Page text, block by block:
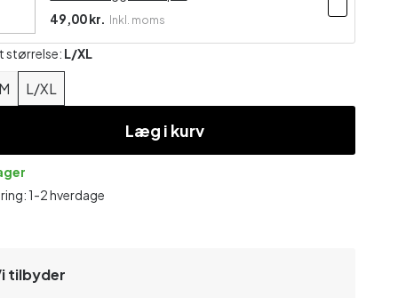
49,00 kr.
Inkl. moms
størrelse: L/XL
L/XL
Læg i kurv
1-2 hverdage
tilbyder